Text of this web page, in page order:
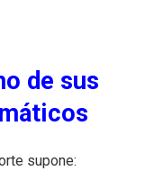
de sus
supone: